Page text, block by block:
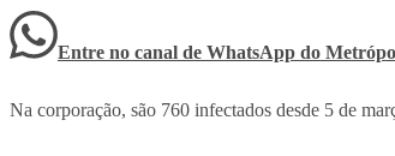
Entre no canal de WhatsApp do
Na corporação, são 760 infectados desde 5 de